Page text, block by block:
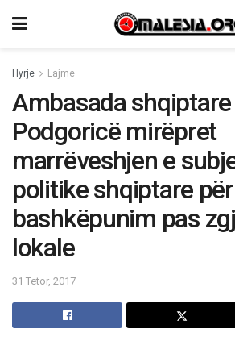
Hyrje Lajme
Ambasada
Podgoricë mirëpret
marrëveshjen e
politike shqiptare për
bashkëpunim pas
lokale
31 Tetor, 2017